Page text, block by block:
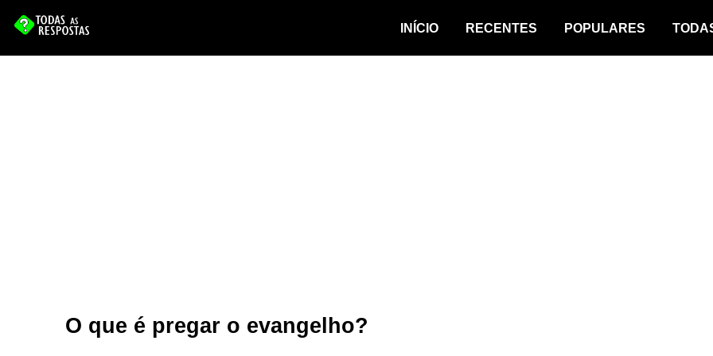
INÍCIO RECENTES POPULARES
O que é pregar o evangelho?